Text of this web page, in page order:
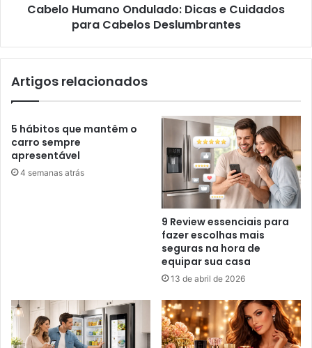
Cabelo Humano Ondulado: Dicas e Cuidados
para Cabelos Deslumbrantes
Artigos relacionados
5 hábitos que mantêm o
carro sempre
apresentável
4 semanas atrás
9 Review essenciais para
fazer escolhas mais
seguras na hora de
equipar sua casa
13 de abril de 2026